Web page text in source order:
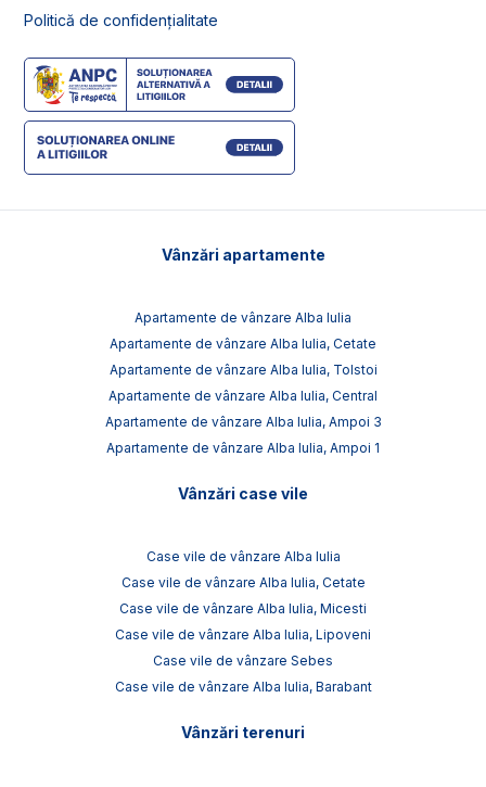
Politică de confidențialitate
Vânzări apartamente
Apartamente de vânzare Alba Iulia
Apartamente de vânzare Alba Iulia, Cetate
Apartamente de vânzare Alba Iulia, Tolstoi
Apartamente de vânzare Alba Iulia, Central
Apartamente de vânzare Alba Iulia, Ampoi 3
Apartamente de vânzare Alba Iulia, Ampoi 1
Vânzări case vile
Case vile de vânzare Alba Iulia
Case vile de vânzare Alba Iulia, Cetate
Case vile de vânzare Alba Iulia, Micesti
Case vile de vânzare Alba Iulia, Lipoveni
Case vile de vânzare Sebes
Case vile de vânzare Alba Iulia, Barabant
Vânzări terenuri